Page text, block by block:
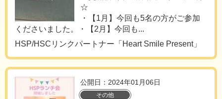
☆
・【1月】今回も5名の方がご参加
くださいました。・【2月】今回も...
HSP/HSCリンクパートナー「Heart Smile Present」
公開日：2024年01月06日
その他